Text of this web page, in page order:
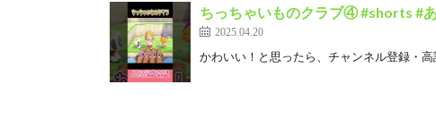
ちっちゃいものクラブ④ #shorts #
2025.04.20
かわいい！と思ったら、チャンネル登録・